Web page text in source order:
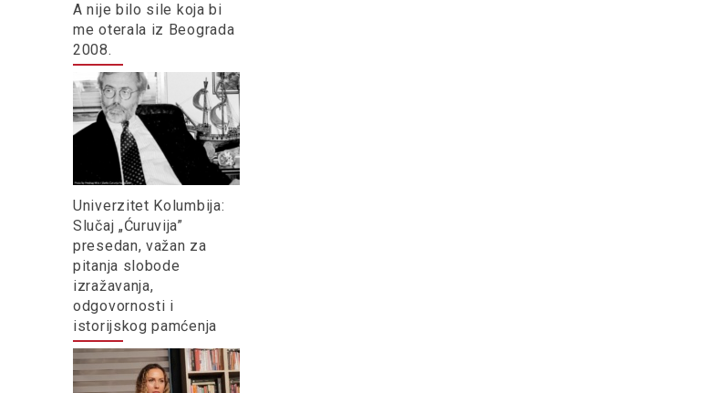
A nije bilo sile koja bi
me oterala iz Beograda
2008.
Univerzitet Kolumbija:
Slučaj „Ćuruvija”
presedan, važan za
pitanja slobode
izražavanja,
odgovornosti i
istorijskog pamćenja